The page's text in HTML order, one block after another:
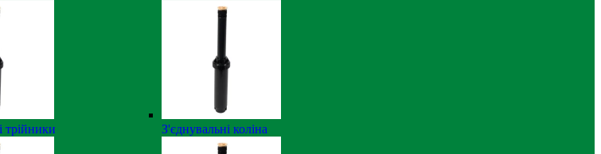
трійники З'єднувальні коліна